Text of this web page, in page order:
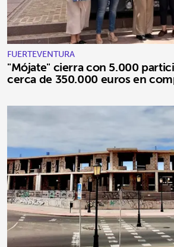
FUERTEVENTURA
"Mójate" cierra con 5.000
cerca de 350.000 euros en